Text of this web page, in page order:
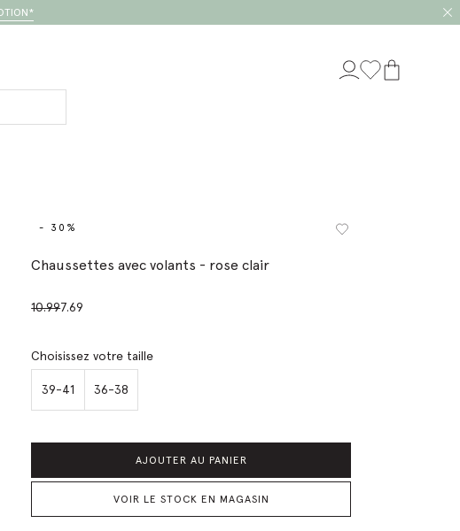
- 30%
Chaussettes avec volants - rose clair
10.997.69
Choisissez votre taille
39-41 36-38
AJOUTER AU PANIER
VOIR LE STOCK EN MAGASIN